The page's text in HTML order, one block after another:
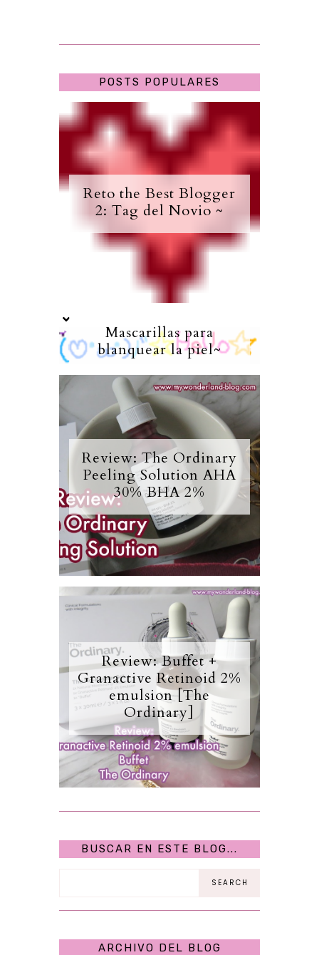
POSTS POPULARES
Reto the Best Blogger
2: Tag del Novio ~
Mascarillas para
blanquear la piel~
Review: The Ordinary
Peeling Solution AHA
30% BHA 2%
Review: Buffet +
Granactive Retinoid 2%
emulsion [The
Ordinary]
BUSCAR EN ESTE BLOG...
ARCHIVO DEL BLOG